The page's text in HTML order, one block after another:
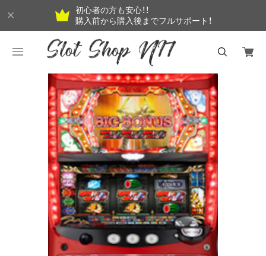
初心者の方も安心！！
購入前から購入後までフルサポート！